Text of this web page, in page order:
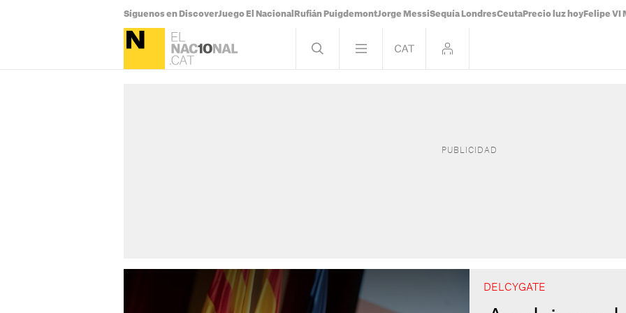
Síguenos en DiscoverJuego El Nacional Rufián PuigdemontJorge MessiSequía LondresCeuta Precio luz hoy Felipe VI
DELCYGATE